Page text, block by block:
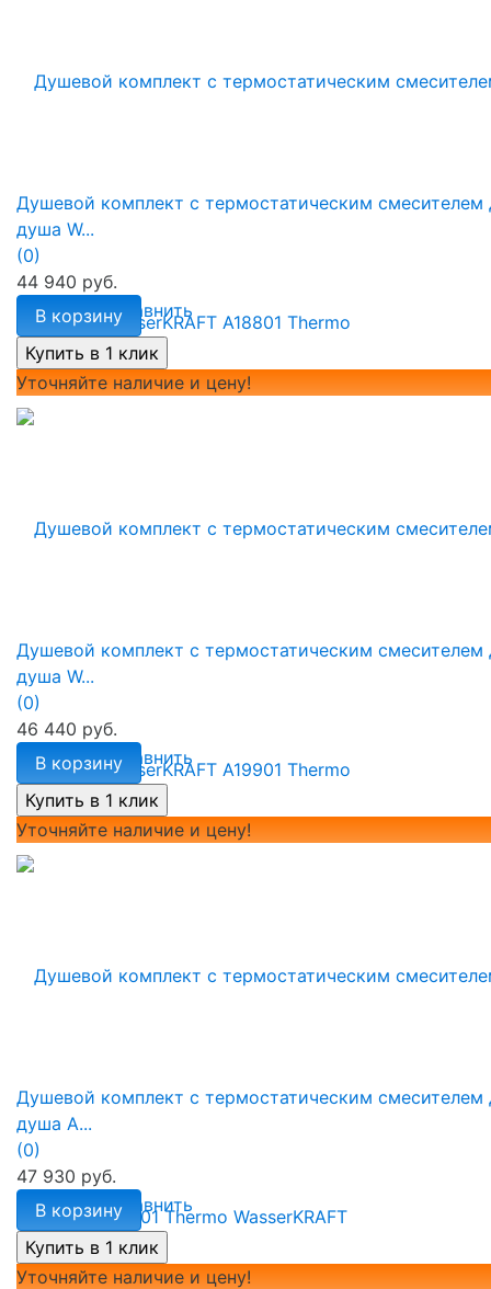
избранное сравнить
Душевой комплект с термостатическим смесителем
душа W...
(0)
44 940 руб.
В корзину
Уточняйте наличие и цену!
избранное сравнить
Душевой комплект с термостатическим смесителем
душа W...
(0)
46 440 руб.
В корзину
Уточняйте наличие и цену!
избранное сравнить
Душевой комплект с термостатическим смесителем
душа A...
(0)
47 930 руб.
В корзину
Уточняйте наличие и цену!